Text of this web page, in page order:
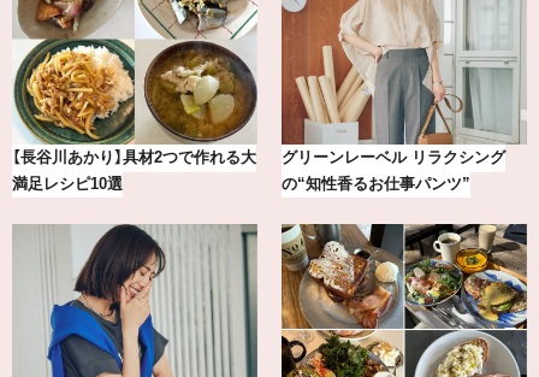
【銀座かねまつ】おしゃれ＆快適な
黒スニーカー4選
【BAILA×OMO】ウオズミアミ描き
下ろし！金沢の旅リスト